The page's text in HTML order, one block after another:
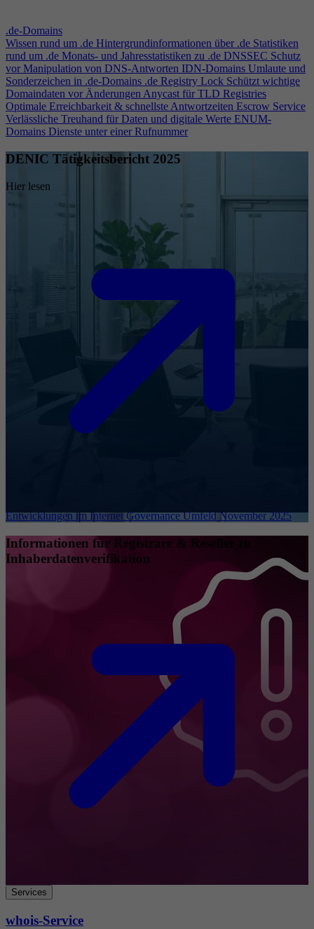
.de-Domains
Wissen rund um .de Hintergrundinformationen über .de Statistiken
rund um .de Monats- und Jahresstatistiken zu .de DNSSEC Schutz
vor Manipulation von DNS-Antworten IDN-Domains Umlaute und
Sonderzeichen in .de-Domains .de Registry Lock Schützt wichtige
Domaindaten vor ÄnderungenAnycast für TLD Registries
Optimale Erreichbarkeit & schnellste Antwortzeiten Escrow Service
Verlässliche Treuhand für Daten und digitale Werte ENUM-
Domains Dienste unter einer Rufnummer
DENIC Tätigkeitsbericht 2025
Hier lesen
Entwicklungen im Internet Governance Umfeld November 2025
Informationen für Registrare & Reseller zu
Inhaberdatenverifikation
Services
whois-Service